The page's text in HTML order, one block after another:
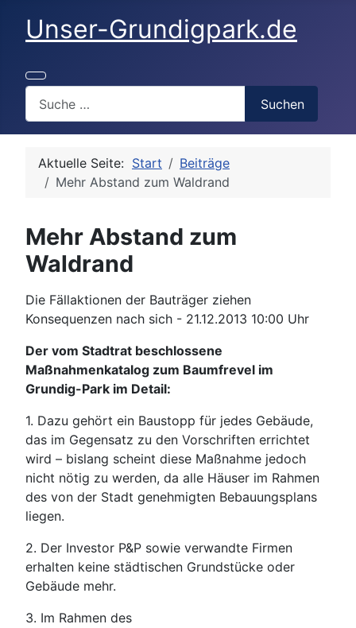
Unser-Grundigpark.de
Suchen
Aktuelle Seite: Start
Beiträge
Mehr Abstand zum Waldrand
Mehr Abstand zum
Waldrand
Details
Die Fällaktionen der Bauträger ziehen
Konsequenzen nach sich - 21.12.2013 10:00 Uhr
Der vom Stadtrat beschlossene
Maßnahmenkatalog zum Baumfrevel im
Grundig-Park im Detail:
1. Dazu gehört ein Baustopp für jedes Gebäude,
das im Gegensatz zu den Vorschriften errichtet
wird – bislang scheint diese Maßnahme jedoch
nicht nötig zu werden, da alle Häuser im Rahmen
des von der Stadt genehmigten Bebauungsplans
liegen.
2. Der Investor P&P sowie verwandte Firmen
erhalten keine städtischen Grundstücke oder
Gebäude mehr.
3. Im Rahmen des